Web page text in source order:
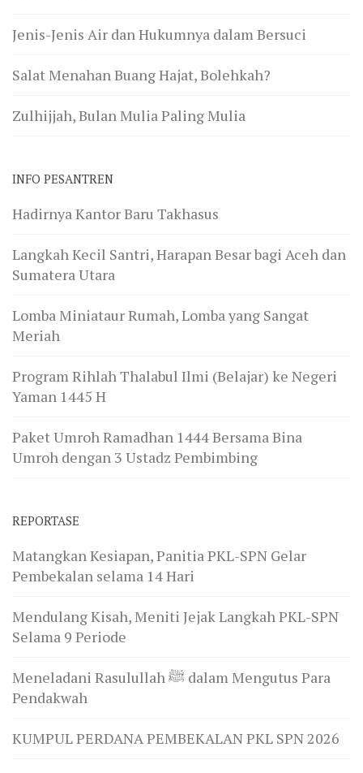
Jenis-Jenis Air dan Hukumnya dalam Bersuci
Salat Menahan Buang Hajat, Bolehkah?
Zulhijjah, Bulan Mulia Paling Mulia
INFO PESANTREN
Hadirnya Kantor Baru Takhasus
Langkah Kecil Santri, Harapan Besar bagi Aceh dan
Sumatera Utara
Lomba Miniataur Rumah, Lomba yang Sangat
Meriah
Program Rihlah Thalabul Ilmi (Belajar) ke Negeri
Yaman 1445 H
Paket Umroh Ramadhan 1444 Bersama Bina
Umroh dengan 3 Ustadz Pembimbing
REPORTASE
Matangkan Kesiapan, Panitia PKL-SPN Gelar
Pembekalan selama 14 Hari
Mendulang Kisah, Meniti Jejak Langkah PKL-SPN
Selama 9 Periode
Meneladani Rasulullah ﷺ dalam Mengutus Para
Pendakwah
KUMPUL PERDANA PEMBEKALAN PKL SPN 2026